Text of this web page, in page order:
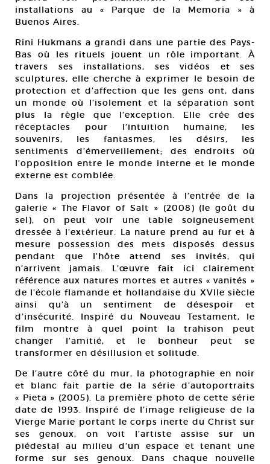
installations au « Parque de la Memoria » à
Buenos Aires.
Rini Hukmans a grandi dans une partie des Pays-
Bas où les rituels jouent un rôle important. À
travers ses installations, ses vidéos et ses
sculptures, elle cherche à exprimer le besoin de
protection et d’affection que les gens ont, dans
un monde où l’isolement et la séparation sont
plus la règle que l’exception. Elle crée des
réceptacles pour l’intuition humaine, les
souvenirs, les fantasmes, les désirs, les
sentiments d’émerveillement; des endroits où
l’opposition entre le monde interne et le monde
externe est comblée.
Dans la projection présentée à l’entrée de la
galerie « The Flavor of Salt » (2008) (le goût du
sel), on peut voir une table soigneusement
dressée à l’extérieur. La nature prend au fur et à
mesure possession des mets disposés dessus
pendant que l’hôte attend ses invités, qui
n’arrivent jamais. L’œuvre fait ici clairement
référence aux natures mortes et autres « vanités »
de l’école flamande et hollandaise du XVIIe siècle
ainsi qu’à un sentiment de désespoir et
d’insécurité. Inspiré du Nouveau Testament, le
film montre à quel point la trahison peut
changer l’amitié, et le bonheur peut se
transformer en désillusion et solitude.
De l’autre côté du mur, la photographie en noir
et blanc fait partie de la série d’autoportraits
« Pieta » (2005). La première photo de cette série
date de 1993. Inspiré de l’image religieuse de la
Vierge Marie portant le corps inerte du Christ sur
ses genoux, on voit l’artiste assise sur un
piédestal au milieu d’un espace et tenant une
forme sur ses genoux. Dans chaque nouvelle